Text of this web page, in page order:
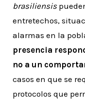
brasiliensis
entretechos,
alarmas en la
presencia
no a un
casos en que se
protocolos que